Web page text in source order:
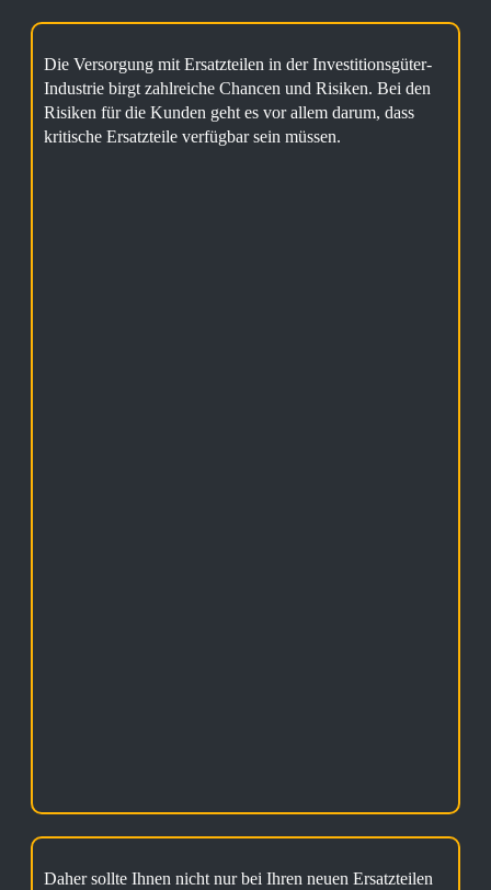
Die Versorgung mit Ersatzteilen in der Investitionsgüter-
Industrie birgt zahlreiche Chancen und Risiken. Bei den
Risiken für die Kunden geht es vor allem darum, dass
kritische Ersatzteile verfügbar sein müssen.
Daher sollte Ihnen nicht nur bei Ihren neuen Ersatzteilen